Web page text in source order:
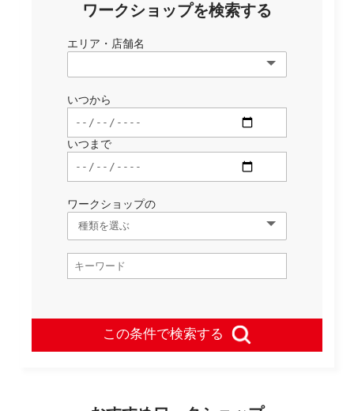
ワークショップを検索する
エリア・店舗名
いつから
いつまで
ワークショップの
この条件で検索する